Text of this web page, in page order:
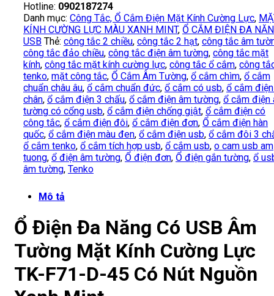
Hotline: 0902187274
Danh mục: Công Tắc, Ổ Cắm Điện Mặt Kính Cường Lực,
KÍNH CƯỜNG LỰC MÀU XANH MINT, Ổ CẮM ĐIỆN ĐA
USB Thẻ: công tắc 2 chiều, công tắc 2 hạt, công tắc âm
công tắc đảo chiều, công tắc điện âm tường, công tắc mặt
kính, công tắc mặt kính cường lực, công tắc ổ cắm, công
tenko, mặt công tắc, Ổ Cắm Âm Tường, ổ cắm chìm, ổ cắm
chuẩn châu âu, ổ cắm chuẩn đức, ổ cắm có usb, ổ cắm
chân, ổ cắm điện 3 chấu, ổ cắm điện âm tường, ổ cắm điện
tường có cổng usb, ổ cắm điện chống giật, ổ cắm điện có
công tắc, ổ cắm điện đôi, ổ cắm điện đơn, Ổ cắm điện hàn
quốc, ổ cắm điện màu đen, ổ cắm điện usb, ổ cắm đôi 3
ổ cắm tenko, ổ cắm tích hợp usb, ổ cắm usb, o cam usb am
tuong, ổ điện âm tường, Ổ điện đơn, Ổ điện gắn tường, ổ
âm tường, Tenko
Mô tả
Ổ Điện Đa Năng Có USB Âm
Tường Mặt Kính Cường Lực
TK-F71-D-45 Có Nút Nguồn